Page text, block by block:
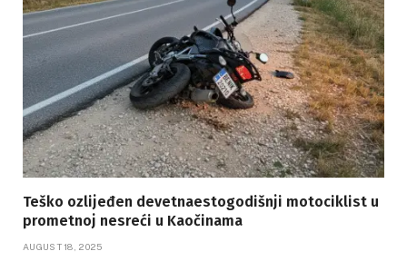
Teško ozlijeđen devetnaestogodišnji motociklist u
prometnoj nesreći u Kaočinama
AUGUST 18, 2025